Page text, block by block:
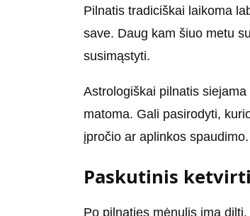
Pilnatis tradiciškai laikoma
save. Daug kam šiuo metu
susimąstyti.
Astrologiškai pilnatis
matoma. Gali pasirodyti,
įpročio ar aplinkos spaudimo.
Paskutinis
Po pilnaties mėnulis ima